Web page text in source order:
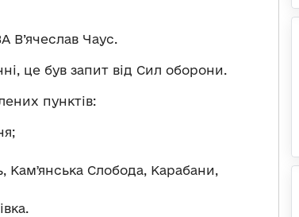
В’ячеслав Чаус.
це був запит від Сил оборони.
пунктів:
Камʼянська Слобода, Карабани,